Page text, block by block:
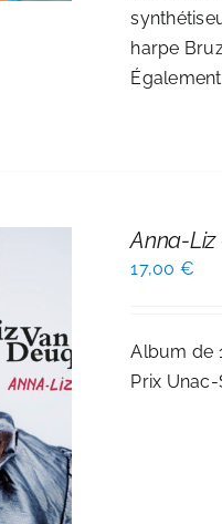
harpe
Anna-Liz
17,00 €
Album de
Prix